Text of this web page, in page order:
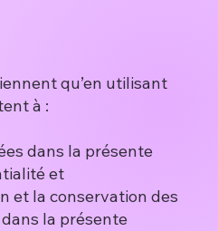
qu’en utilisant
à :
dans la présente
et
et la conservation des
la présente